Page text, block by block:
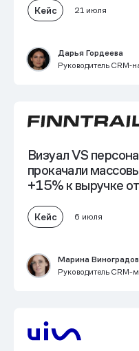
Кейс 21 июля
Дарья Гордеева
Руководитель
Визуал VS
прокачали
+15% к выручке
Кейс 6 июля
Марина
Руководитель CRM-